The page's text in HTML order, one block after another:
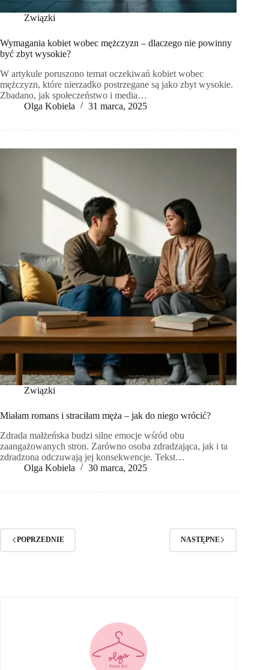
Związki
Wymagania kobiet wobec mężczyzn – dlaczego nie powinny
być zbyt wysokie?
W artykule poruszono temat oczekiwań kobiet wobec
mężczyzn, które nierzadko postrzegane są jako zbyt wysokie.
Zbadano, jak społeczeństwo i media…
Olga Kobiela
31 marca, 2025
Związki
Miałam romans i straciłam męża – jak do niego wrócić?
Zdrada małżeńska budzi silne emocje wśród obu
zaangażowanych stron. Zarówno osoba zdradzająca, jak i ta
zdradzona odczuwają jej konsekwencje. Tekst…
Olga Kobiela
30 marca, 2025
POPRZEDNIE NASTĘPNE